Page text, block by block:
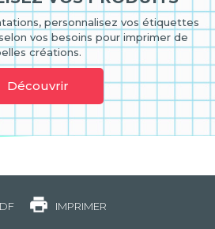
personnalisez vos étiquettes
vos besoins pour imprimer de
créations.
Découvrir
IMPRIMER